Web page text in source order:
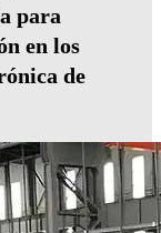
para
en los
de